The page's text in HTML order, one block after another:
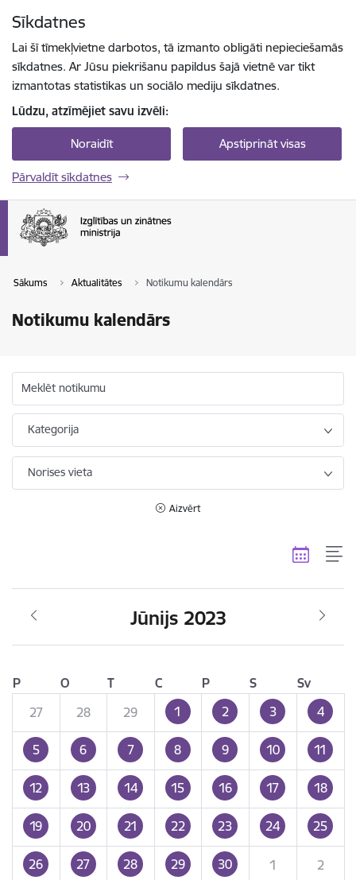
Sīkdatnes
Lai šī tīmekļvietne darbotos, tā izmanto obligāti nepieciešamās
sīkdatnes. Ar Jūsu piekrišanu papildus šajā vietnē var tikt
izmantotas statistikas un sociālo mediju sīkdatnes.
Lūdzu, atzīmējiet savu izvēli:
Noraidīt Apstiprināt visas
Pārvaldīt sīkdatnes
Sākums Aktualitātes Notikumu kalendārs
Notikumu kalendārs
Meklēt notikumu
Kategorija
Norises vieta
Aizvērt
Jūnijs 2023
P O T C P S
Sv
27
28 29 1 2 3 4
5 6 7 8 9 10 11
12 13 14 15 16 17 18
19 20 21 22 23 24 25
26 27 28 29 30 1 2